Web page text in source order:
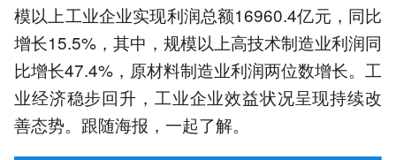
模以上工业企业实现利润总额16960.4亿元，同比
增长15.5%，其中，规模以上高技术制造业利润同
比增长47.4%，原材料制造业利润两位数增长。工
业经济稳步回升，工业企业效益状况呈现持续改
善态势。跟随海报，一起了解。